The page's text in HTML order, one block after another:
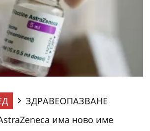
ЗДРАВЕОПАЗВАНЕ
има ново име